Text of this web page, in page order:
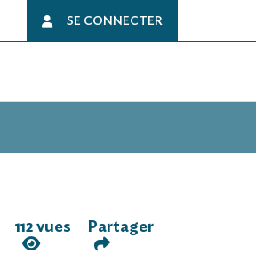
SE CONNECTER
112 vues Partager